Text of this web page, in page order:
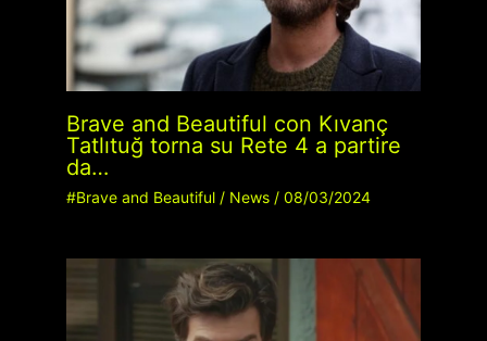
Brave and Beautiful con Kıvanç
Tatlıtuğ torna su Rete 4 a partire
da…
#Brave and Beautiful/ News/ 08/03/2024